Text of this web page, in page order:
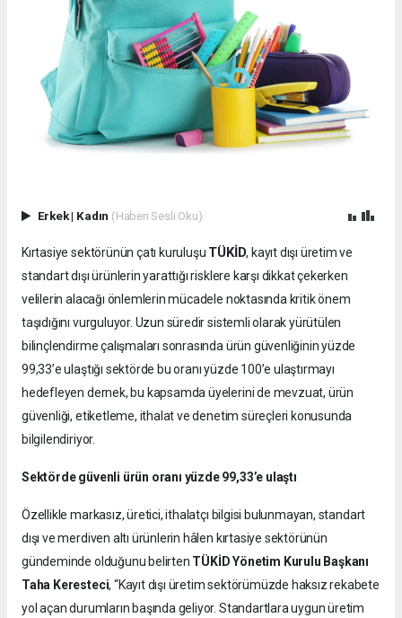
Erkek| Kadın (Haberi Sesli Oku)
Kırtasiye sektörünün çatı kuruluşu TÜKİD, kayıt dışı üretim ve
standart dışı ürünlerin yarattığı risklere karşı dikkat çekerken
velilerin alacağı önlemlerin mücadele noktasında kritik önem
taşıdığını vurguluyor. Uzun süredir sistemli olarak yürütülen
bilinçlendirme çalışmaları sonrasında ürün güvenliğinin yüzde
99,33’e ulaştığı sektörde bu oranı yüzde 100’e ulaştırmayı
hedefleyen dernek, bu kapsamda üyelerini de mevzuat, ürün
güvenliği, etiketleme, ithalat ve denetim süreçleri konusunda
bilgilendiriyor.
Sektörde güvenli ürün oranı yüzde 99,33’e ulaştı
Özellikle markasız, üretici, ithalatçı bilgisi bulunmayan, standart
dışı ve merdiven altı ürünlerin hâlen kırtasiye sektörünün
gündeminde olduğunu belirten TÜKİD Yönetim Kurulu Başkanı
Taha Keresteci, “Kayıt dışı üretim sektörümüzde haksız rekabete
yol açan durumların başında geliyor. Standartlara uygun üretim